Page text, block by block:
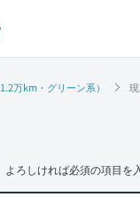
万km・グリーン系）
よろしければ必須の項目を